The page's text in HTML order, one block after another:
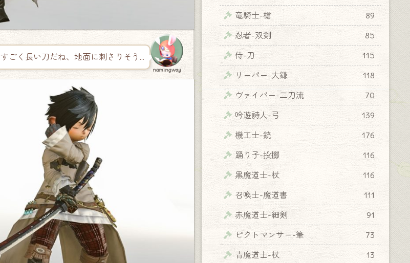
すごく長い刀だね、地面に刺さりそう…
namingway
竜騎士-槍
89
忍者-双剣
85
侍-刀
115
リーパー-大鎌
118
ヴァイパー-二刀流
70
吟遊詩人-弓
139
機工士-銃
176
踊り子-投擲
116
黒魔道士-杖
116
召喚士-魔道書
111
赤魔道士-細剣
91
ピクトマンサー-筆
73
青魔道士-杖
13